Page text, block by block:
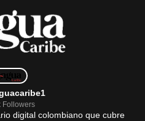
Followers
digital colombiano que cubre